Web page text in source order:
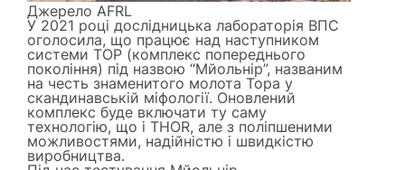
Джерело AFRL
У 2021 році дослідницька лабораторія ВПС
оголосила, що працює над наступником
системи ТОР (комплекс попереднього
покоління) під назвою “Мйольнір”, названим
на честь знаменитого молота Тора у
скандинавській міфології. Оновлений
комплекс буде включати ту саму
технологію, що і THOR, але з поліпшеними
можливостями, надійністю і швидкістю
виробництва.